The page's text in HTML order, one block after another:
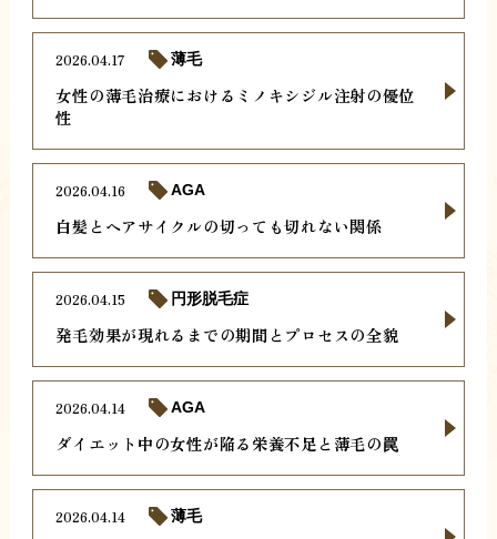
女性の薄毛治療におけるミノキシジル注射の優位
性
2026.04.17 薄毛
白髪とヘアサイクルの切っても切れない関係
2026.04.16 AGA
発毛効果が現れるまでの期間とプロセスの全貌
2026.04.15 円形脱毛症
ダイエット中の女性が陥る栄養不足と薄毛の罠
2026.04.14 AGA
2026.04.14 薄毛